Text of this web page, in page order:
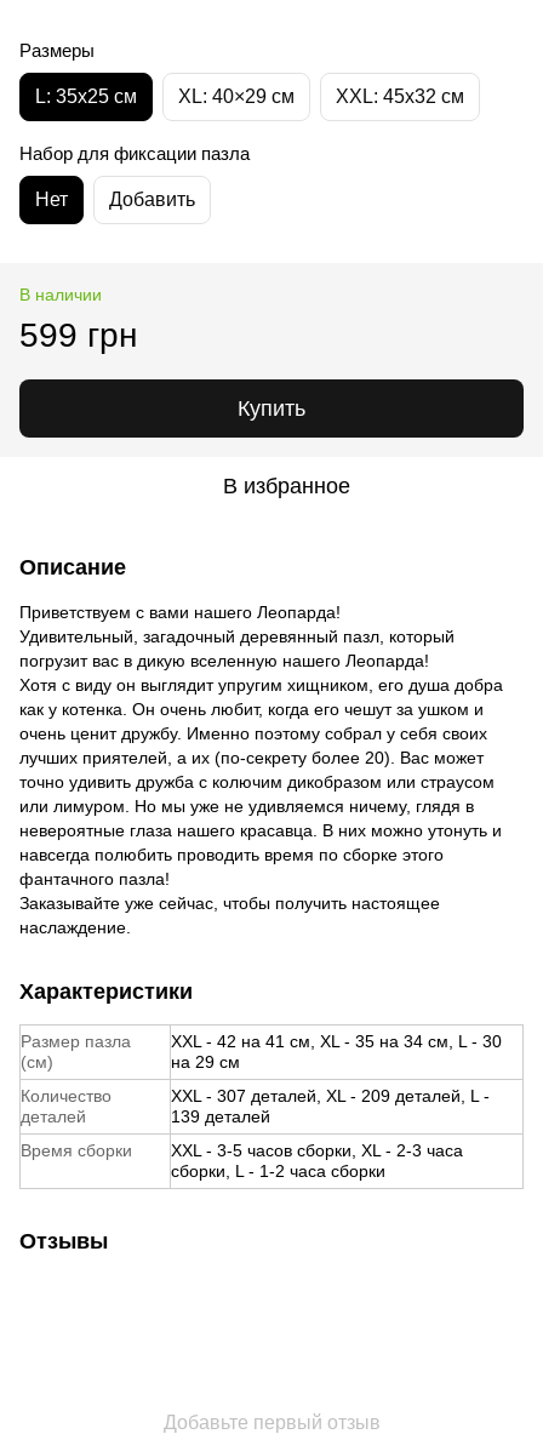
Размеры
L: 35х25 см XL: 40×29 см XXL: 45х32 cм
Набор для фиксации пазла
Нет Добавить
В наличии
599 грн
Купить
В избранное
Описание
Приветствуем с вами нашего Леопарда!
Удивительный, загадочный деревянный пазл, который
погрузит вас в дикую вселенную нашего Леопарда!
Хотя с виду он выглядит упругим хищником, его душа добра
как у котенка. Он очень любит, когда его чешут за ушком и
очень ценит дружбу. Именно поэтому собрал у себя своих
лучших приятелей, а их (по-секрету более 20). Вас может
точно удивить дружба с колючим дикобразом или страусом
или лимуром. Но мы уже не удивляемся ничему, глядя в
невероятные глаза нашего красавца. В них можно утонуть и
навсегда полюбить проводить время по сборке этого
фантачного пазла!
Заказывайте уже сейчас, чтобы получить настоящее
наслаждение.
Характеристики
Размер пазла
(см)
XXL - 42 на 41 см, XL - 35 на 34 см, L - 30
на 29 см
Количество
деталей
XXL - 307 деталей, XL - 209 деталей, L -
139 деталей
Время сборки
XXL - 3-5 часов сборки, XL - 2-3 часа
сборки, L - 1-2 часа сборки
Отзывы
Добавьте первый отзыв